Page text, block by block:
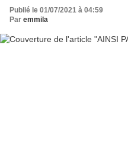
Publié le 01/07/2021 à 04:59
Par emmila